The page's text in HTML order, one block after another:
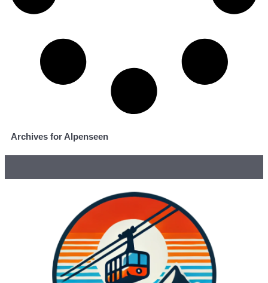
Archives for Alpenseen